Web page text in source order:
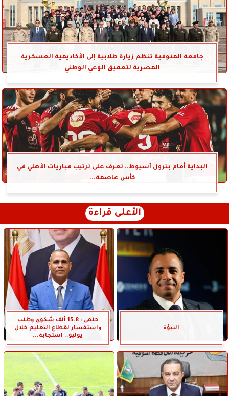
جامعة المنوفية تنظم زيارة طلابية إلى الأكاديمية العسكرية
المصرية لتعميق الوعي الوطني
البداية أمام بترول أسيوط.. تعرف على ترتيب مباريات الأهلي في
كأس عاصمة...
الأعلى قراءة
النبؤة
حلمى : 15.8 ألف شكوى وطلب
واستفسار لقطاع التعليم خلال
يوليو.. استجابة...